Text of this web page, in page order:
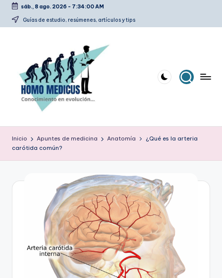
Saltar
sáb., 8 ago. 2026 - 7:34:01 AM
Guías de estudio, resúmenes, artículos y tips
o
m
estudio,
Inicio Apuntes de medicina Anatomía
¿Qué es la arteria
carótida común?